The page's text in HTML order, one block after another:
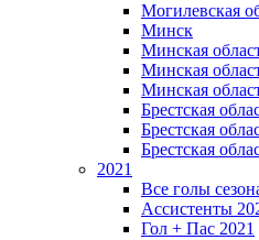
Могилевская
Минск
Mинская
Минская
Минская
Брестская
Брестская
Брестская
2021
Все голы
Ассистенты
Гол + Пас 2021